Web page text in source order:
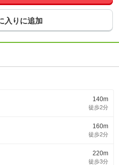
140m
徒歩2分
160m
徒歩2分
220m
徒歩3分